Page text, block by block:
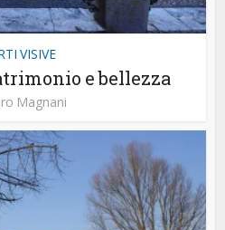
VISIVE
e bellezza
Magnani